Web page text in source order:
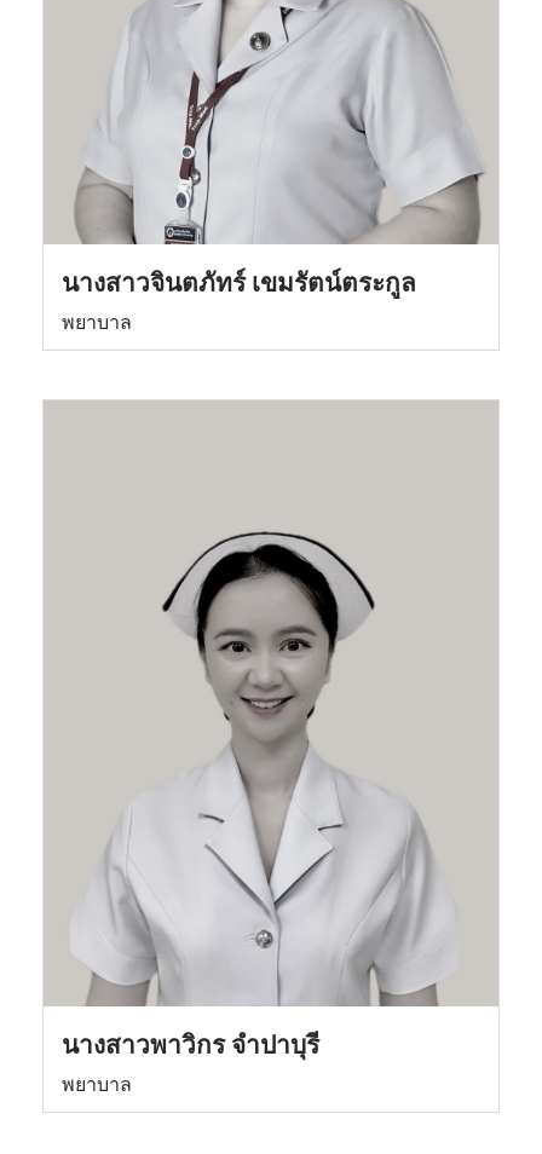
นางสาวจินตภัทร์ เขมรัตน์ตระกูล
พยาบาล
นางสาวพาวิกร จำปาบุรี
พยาบาล